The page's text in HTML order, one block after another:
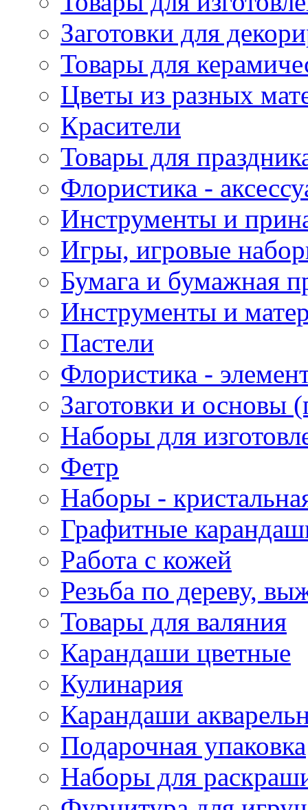
Заготовки для
Товары для
Цветы из разных
Красители
Товары для
Флористика -
Инструменты и
Игры, игровые
Бумага и бумажная
Инструменты и
Пастели
Флористика -
Заготовки и основы
Наборы для
Фетр
Наборы -
Графитные
Работа с кожей
Резьба по дереву,
Товары для валяния
Карандаши цветные
Кулинария
Карандаши
Подарочная упаковка
Наборы для